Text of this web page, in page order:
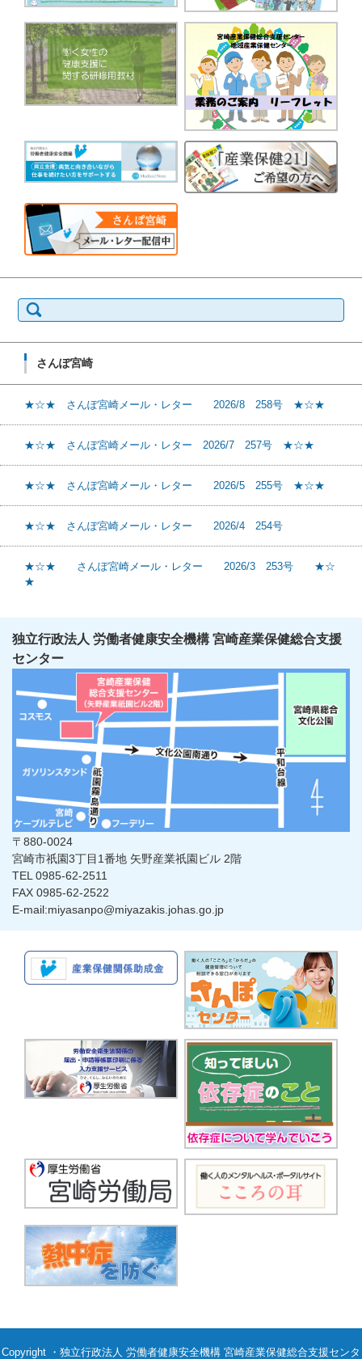
索:
さんぽ宮崎
★☆★ さんぽ宮崎メール・レター 2026/8 258号 ★☆★
★☆★ さんぽ宮崎メール・レター 2026/7 257号 ★☆★
★☆★ さんぽ宮崎メール・レター 2026/5 255号 ★☆★
★☆★ さんぽ宮崎メール・レター 2026/4 254号
★☆★ さんぽ宮崎メール・レター 2026/3 253号 ★☆
★
独立行政法人 労働者健康安全機構 宮崎産業保健総合支援
センター
〒880-0024
宮崎市祇園3丁目1番地 矢野産業祇園ビル 2階
TEL 0985-62-2511
FAX 0985-62-2522
E-mail:miyasanpo@miyazakis.johas.go.jp
Copyright ・独立行政法人 労働者健康安全機構 宮崎産業保健総合支援センタ